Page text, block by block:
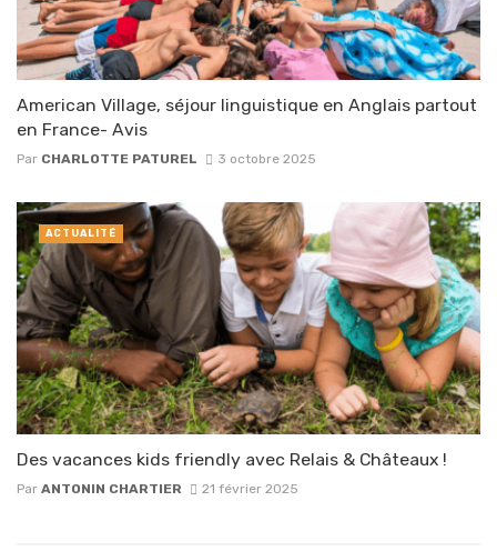
American Village, séjour linguistique en Anglais partout
en France- Avis
Par CHARLOTTE PATUREL 3 octobre 2025
Des vacances kids friendly avec Relais & Châteaux !
Par ANTONIN CHARTIER 21 février 2025
ACTUALITÉ